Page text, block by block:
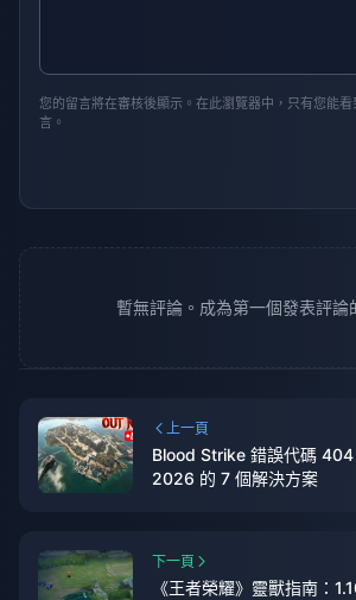
您的留言將在審核後顯示。在此瀏覽器中，只有您能看
言。
暫無評論。成為第一個發表評論
上一頁
Blood Strike 錯誤代碼
2026 的 7 個解決方案
下一頁
《王者榮耀》靈獸指南：